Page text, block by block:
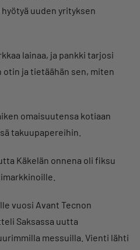
uuden yrityksen
lainaa, ja pankki tarjosi
otin ja tietäähän sen, miten
omaisuutensa kotiaan
takuupapereihin.
Käkelän onnena oli fiksu
vuosi Avant Tecnon
Saksassa uutta
messuilla. Vienti lähti